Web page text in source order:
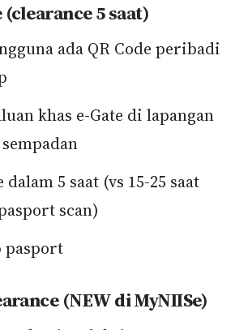
(clearance 5 saat)
ada QR Code peribadi
khas e-Gate di lapangan
dalam 5 saat (vs 15-25 saat
scan)
pasport
(NEW di MyNIISe)